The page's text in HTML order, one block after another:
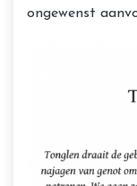
ongewenst